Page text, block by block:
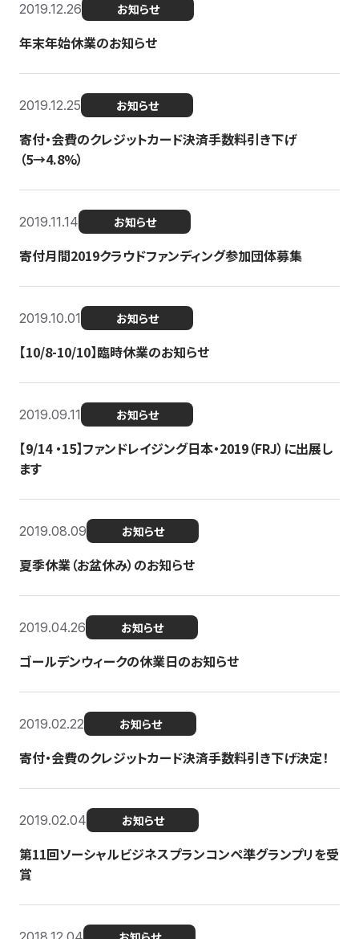
2019.12.26 お知らせ
年末年始休業のお知らせ
2019.12.25 お知らせ
寄付・会費のクレジットカード決済手数料引き下げ
（5→4.8%）
2019.11.14 お知らせ
寄付月間2019クラウドファンディング参加団体募集
2019.10.01 お知らせ
【10/8-10/10】臨時休業のお知らせ
2019.09.11 お知らせ
【9/14 ・15】ファンドレイジング日本・2019（FRJ）に出展し
ます
2019.08.09 お知らせ
夏季休業（お盆休み）のお知らせ
2019.04.26 お知らせ
ゴールデンウィークの休業日のお知らせ
2019.02.22 お知らせ
寄付・会費のクレジットカード決済手数料引き下げ決定！
2019.02.04 お知らせ
第11回ソーシャルビジネスプランコンペ準グランプリを受
賞